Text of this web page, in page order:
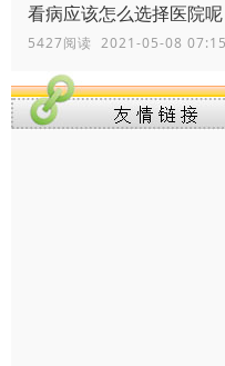
看病应该怎么选择医院呢
5427阅读 2021-05-08